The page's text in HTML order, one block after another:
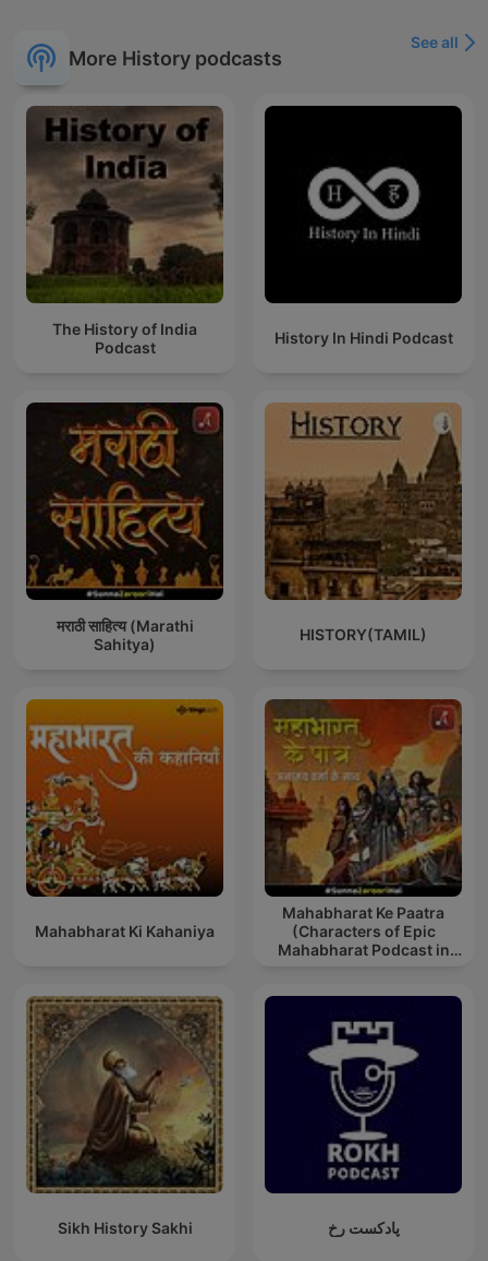
More History podcasts
See all
The History of India
Podcast
History In Hindi Podcast
मराठी साहित्य (Marathi
Sahitya)
HISTORY(TAMIL)
Mahabharat Ki Kahaniya
Mahabharat Ke Paatra
(Characters of Epic
Mahabharat Podcast in
Sikh History Sakhi پادکست رخ